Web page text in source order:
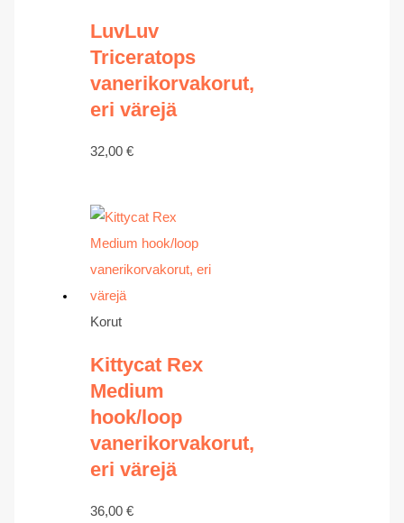
LuvLuv
Triceratops
vanerikorvakorut,
eri värejä
32,00 €
Korut
Kittycat Rex
Medium
hook/loop
vanerikorvakorut,
eri värejä
36,00 €